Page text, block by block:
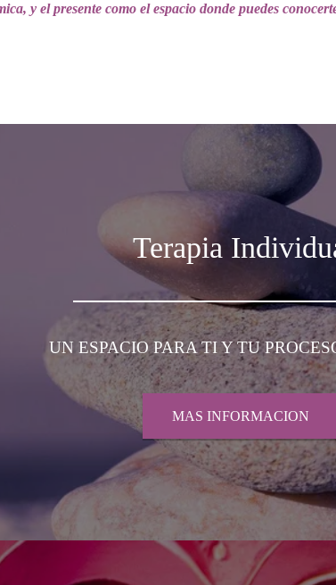
y el presente como el espacio donde puedes
Terapia
UN ESPACIO PARA TI Y TU
MAS INFORMACION